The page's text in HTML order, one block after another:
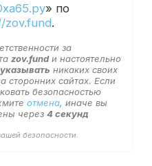
» по
zov.fund.
за
zov.fundи настоятельно
никаких своих
сторонних сайтах. Если
безопасностью
отмена, иначе вы
через 4 секунд
безопасности.